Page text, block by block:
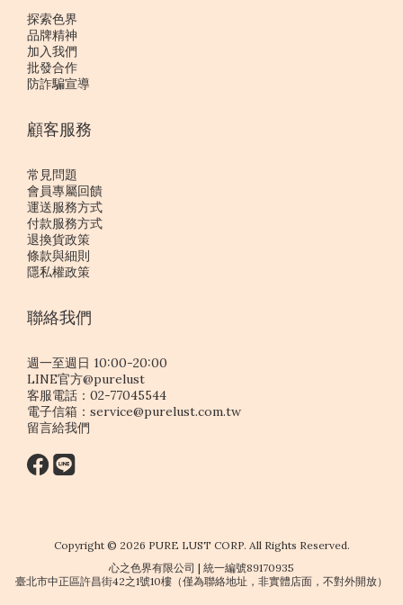
探索色界
品牌精神
加入我們
批發合作
防詐騙宣導
顧客服務
常見問題
會員專屬回饋
運送服務方式
付款服務方式
退換貨政策
條款與細則
隱私權政策
聯絡我們
週一至週日 10:00-20:00
LINE官方@purelust
客服電話：02-77045544
電子信箱： service@purelust.com.tw
留言給我們
Copyright © 2026 PURE LUST CORP. All Rights Reserved.
心之色界有限公司 | 統一編號89170935
臺北市中正區許昌街42之1號10樓（僅為聯絡地址，非實體店面，不對外開放）